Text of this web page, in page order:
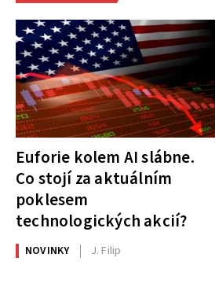
Euforie kolem AI slábne.
Co stojí za aktuálním
poklesem
technologických akcií?
NOVINKY J. Filip